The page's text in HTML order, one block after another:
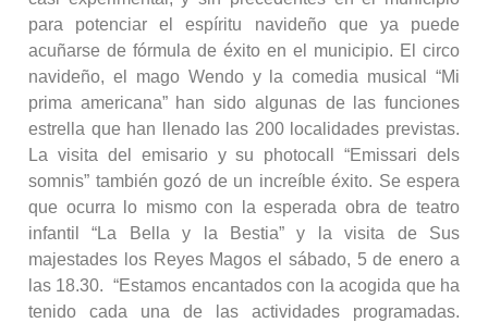
para potenciar el espíritu navideño que ya puede
acuñarse de fórmula de éxito en el municipio. El circo
navideño, el mago Wendo y la comedia musical “Mi
prima americana” han sido algunas de las funciones
estrella que han llenado las 200 localidades previstas.
La visita del emisario y su photocall “Emissari dels
somnis” también gozó de un increíble éxito. Se espera
que ocurra lo mismo con la esperada obra de teatro
infantil “La Bella y la Bestia” y la visita de Sus
majestades los Reyes Magos el sábado, 5 de enero a
las 18.30. “Estamos encantados con la acogida que ha
tenido cada una de las actividades programadas.